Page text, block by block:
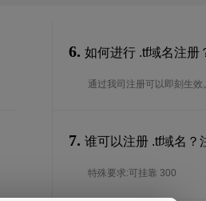
6. 如何进行 .tf域名注册
通过我司注册可以即刻生效。
7. 谁可以注册 .tf域名？
特殊要求:可挂靠 300